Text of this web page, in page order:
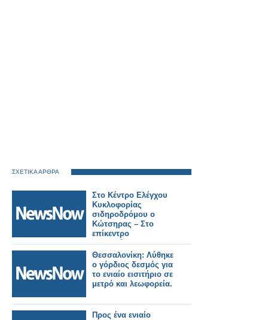
ΣΧΕΤΙΚΑ ΑΡΘΡΑ
Στο Κέντρο Ελέγχου
Κυκλοφορίας
σιδηροδρόμου ο
Κώτσηρας – Στο
επίκεντρο
τηλεδιοίκηση και
ψηφιακές υποδομές.
Θεσσαλονίκη: Λύθηκε
ο γόρδιος δεσμός για
το ενιαίο εισιτήριο σε
μετρό και λεωφορεία.
Προς ένα ενιαίο